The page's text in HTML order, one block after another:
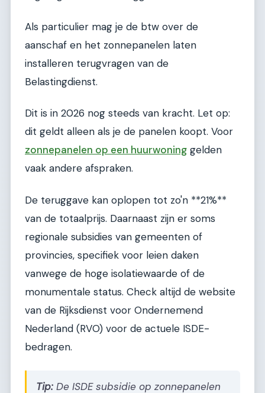
Als particulier mag je de btw over de
aanschaf en het zonnepanelen laten
installeren terugvragen van de
Belastingdienst.
Dit is in 2026 nog steeds van kracht. Let op:
dit geldt alleen als je de panelen koopt. Voor
zonnepanelen op een huurwoning gelden
vaak andere afspraken.
De teruggave kan oplopen tot zo'n **21%**
van de totaalprijs. Daarnaast zijn er soms
regionale subsidies van gemeenten of
provincies, specifiek voor leien daken
vanwege de hoge isolatiewaarde of de
monumentale status. Check altijd de website
van de Rijksdienst voor Ondernemend
Nederland (RVO) voor de actuele ISDE-
bedragen.
Tip: De ISDE subsidie op zonnepanelen